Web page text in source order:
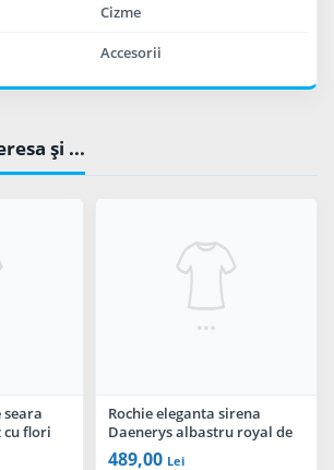
Cizme
Accesorii
şi ...
seara
cu flori
Rochie eleganta sirena
Daenerys albastru royal de
seara cu flori 3D si sclipici
489,00 Lei